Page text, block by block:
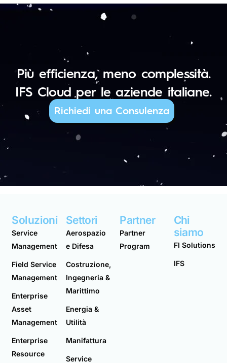
Più efficienza, meno complessità.
IFS Cloud per le aziende italiane.
Richiedi una Consulenza
Soluzioni
Service
Management
Field Service
Management
Enterprise
Asset
Management
Enterprise
Resource
Settori
Aerospazio
e Difesa
Costruzione,
Ingegneria &
Marittimo
Energia &
Utilità
Manifattura
Service
Partner
Partner
Program
Chi
siamo
FI Solutions
IFS